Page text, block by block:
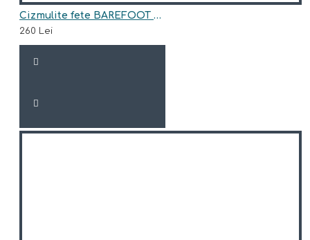
Cizmulite fete BAREFOOT din piele naturala model SAGA
260 Lei